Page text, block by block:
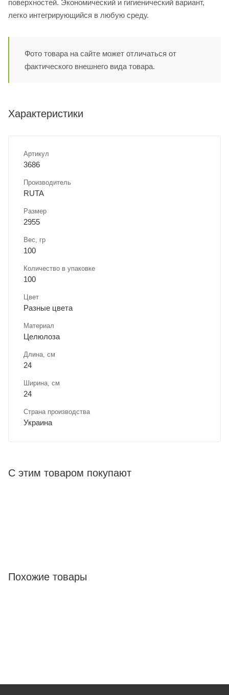
поверхностей. Экономический и гигиенический вариант,
легко интегрирующийся в любую среду.
Фото товара на сайте может отличаться от
фактического внешнего вида товара.
Характеристики
Артикул
3686
Производитель
RUTA
Размер
2955
Вес, гр
100
Количество в упаковке
100
Цвет
Разные цвета
Материал
Целюлоза
Длина, cм
24
Ширина, cм
24
Страна производства
Украина
С этим товаром покупают
Похожие товары